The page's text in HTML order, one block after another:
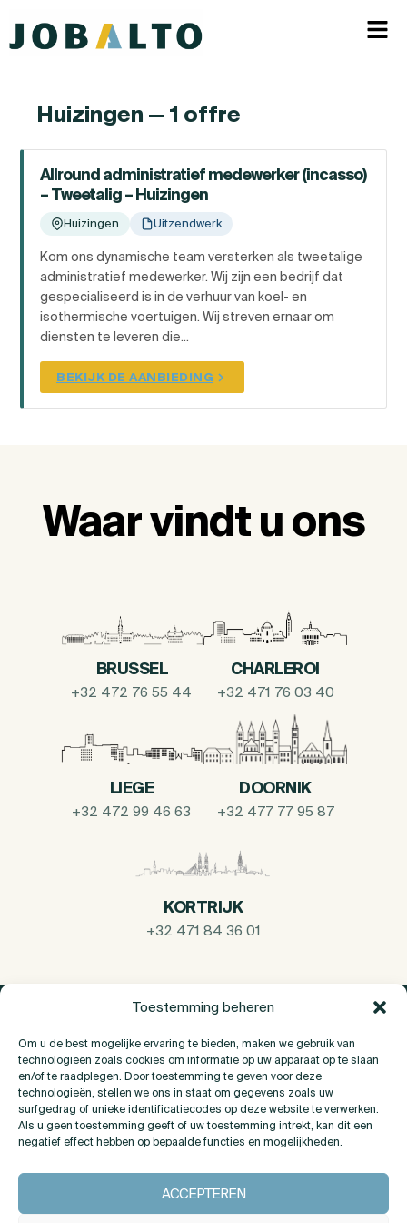
Toestemming beheren
Om u de best mogelijke ervaring te bieden, maken we gebruik van
technologieën zoals cookies om informatie op uw apparaat op te slaan
en/of te raadplegen. Door toestemming te geven voor deze
technologieën, stellen we ons in staat om gegevens zoals uw
surfgedrag of unieke identificatiecodes op deze website te verwerken.
Als u geen toestemming geeft of uw toestemming intrekt, kan dit een
negatief effect hebben op bepaalde functies en mogelijkheden.
ACCEPTEREN
Huizingen — 1 offre
Allround administratief medewerker (incasso)
– Tweetalig – Huizingen
Huizingen Uitzendwerk
Kom ons dynamische team versterken als tweetalige
administratief medewerker. Wij zijn een bedrijf dat
gespecialiseerd is in de verhuur van koel- en
isothermische voertuigen. Wij streven ernaar om
diensten te leveren die...
BEKIJK DE AANBIEDING
Waar vindt u ons
BRUSSEL
+32 472 76 55 44
CHARLEROI
+32 471 76 03 40
LIEGE
+32 472 99 46 63
DOORNIK
+32 477 77 95 87
KORTRIJK
+32 471 84 36 01
Over Ons